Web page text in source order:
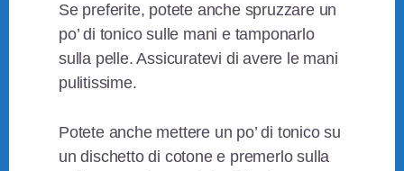
Se preferite, potete anche spruzzare un
po’ di tonico sulle mani e tamponarlo
sulla pelle. Assicuratevi di avere le mani
pulitissime.
Potete anche mettere un po’ di tonico su
un dischetto di cotone e premerlo sulla